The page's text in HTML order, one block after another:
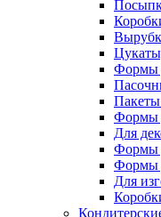
Формы
Пакеты
Формы
Для
Формы
Формы
Для